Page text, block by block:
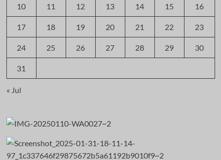
10 11 12 13 14 15 16
17 18 19 20 21 22 23
24 25 26 27 28 29 30
31
« Jul